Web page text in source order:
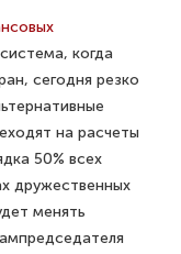
когда
сегодня резко
на расчеты
50% всех
дружественных
менять